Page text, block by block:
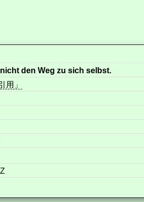
den Weg zu sich selbst.
用」